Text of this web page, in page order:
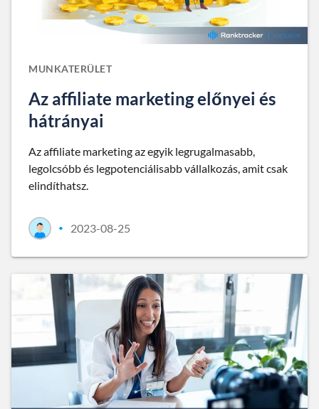
MUNKATERÜLET
Az affiliate marketing előnyei és
hátrányai
Az affiliate marketing az egyik legrugalmasabb,
legolcsóbb és legpotenciálisabb vállalkozás, amit csak
elindíthatsz.
• 2023-08-25